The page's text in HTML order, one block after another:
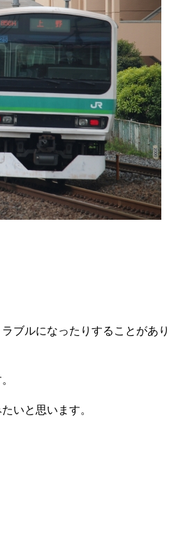
ブルになったりすることがあり
いと思います。